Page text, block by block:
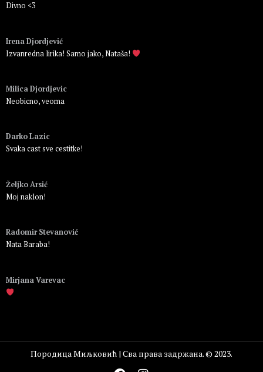
Divno <3
Irena Djordjević
Izvanredna lirika! Samo jako, Nataša!
Milica Djordjevic
Neobicno, veoma
Darko Lazic
Svaka cast sve cestitke!
Željko Arsić
Moj naklon!
Radomir Stevanović
Nata Baraba!
Mirjana Varevac
Породица Миљковић | Сва права задржана. © 2023.